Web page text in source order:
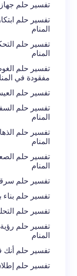
لاستخدامه في
تفسير حلم جهاز
تفسير حلم
المنام
تفسير حلم
المنام
تفسير حلم
مفقودة في
تفسير حلم
تفسير حلم
المنام
تفسير حلم
المنام
تفسير حلم
المنام
تفسير حلم
تفسير حلم
تفسير حلم
تفسير حلم
المنام
تفسير حلم أنك
تفسير حلم